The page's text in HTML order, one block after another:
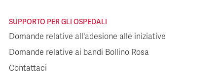
SUPPORTO PER GLI OSPEDALI
Domande relative all'adesione alle iniziative
Domande relative ai bandi Bollino Rosa
Contattaci